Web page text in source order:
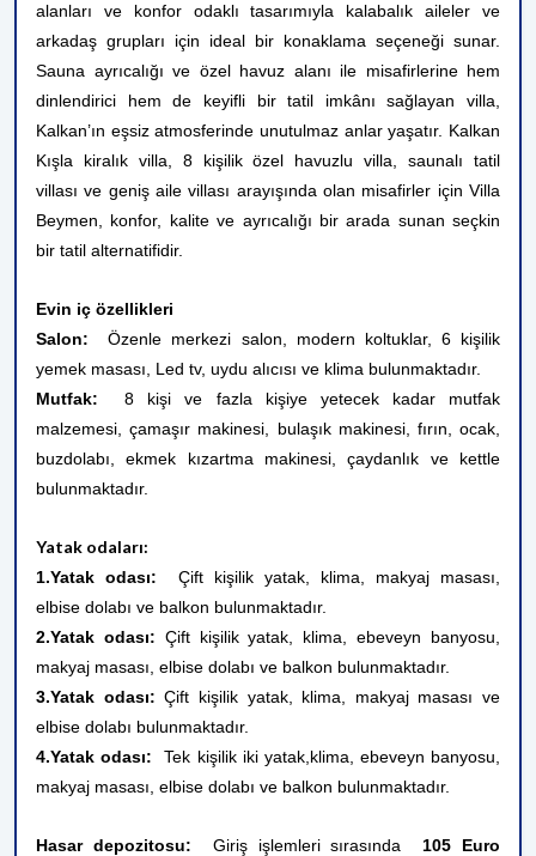
alanları ve konfor odaklı tasarımıyla kalabalık aileler ve
arkadaş grupları için ideal bir konaklama seçeneği sunar.
Sauna ayrıcalığı ve özel havuz alanı ile misafirlerine hem
dinlendirici hem de keyifli bir tatil imkânı sağlayan villa,
Kalkan’ın eşsiz atmosferinde unutulmaz anlar yaşatır. Kalkan
Kışla kiralık villa, 8 kişilik özel havuzlu villa, saunalı tatil
villası ve geniş aile villası arayışında olan misafirler için Villa
Beymen, konfor, kalite ve ayrıcalığı bir arada sunan seçkin
bir tatil alternatifidir.
Evin iç özellikleri
Salon: Özenle merkezi salon, modern koltuklar, 6 kişilik
yemek masası, Led tv, uydu alıcısı ve klima bulunmaktadır.
Mutfak:
8 kişi ve fazla kişiye yetecek kadar mutfak
malzemesi, çamaşır makinesi, bulaşık makinesi, fırın, ocak,
buzdolabı, ekmek kızartma makinesi, çaydanlık ve kettle
bulunmaktadır.
Yatak odaları:
1.Yatak odası:
Çift kişilik yatak, klima, makyaj masası,
elbise dolabı ve balkon bulunmaktadır.
2.Yatak odası: Çift kişilik yatak,
klima, ebeveyn banyosu,
makyaj masası , elbise dolabı ve balkon bulunmaktadır.
3.Yatak odası:Çift kişilik yatak, klima, makyaj masası ve
elbise dolabı bulunmaktadır.
4.Yatak odası:
Tek kişilik iki yatak, klima, ebeveyn banyosu,
makyaj masası , elbise dolabı ve balkon bulunmaktadır.
Hasar depozitosu: Giriş işlemleri sırasında
105 Euro